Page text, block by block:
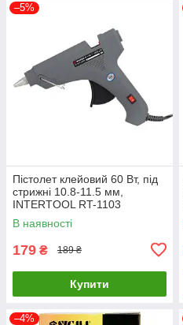
–5%
Пістолет клейовий 60 Вт, під
стрижні 10.8-11.5 мм,
INTERTOOL RT-1103
LuxPrice
В наявності
179 ₴ 189 ₴
Купити
–4%